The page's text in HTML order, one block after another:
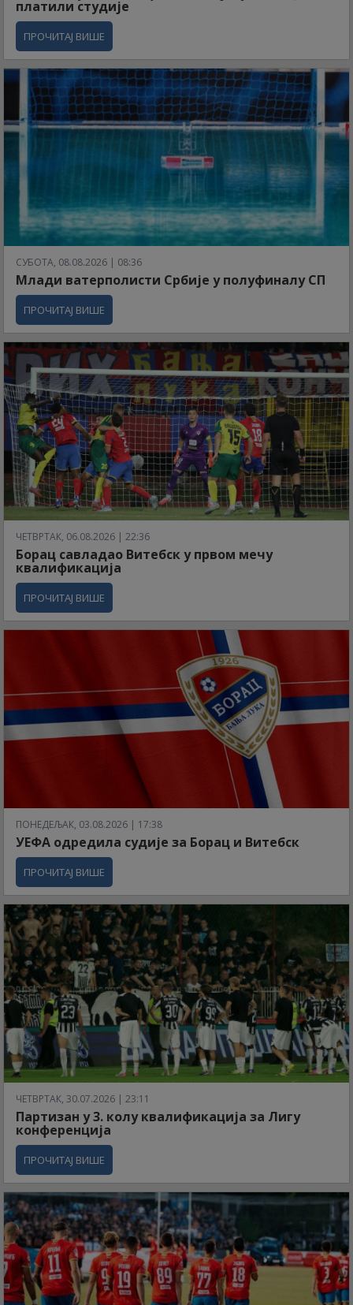
платили студије
ПРОЧИТАЈ ВИШЕ
СУБОТА, 08.08.2026 | 08:36
Млади ватерполисти Србије у полуфиналу СП
ПРОЧИТАЈ ВИШЕ
ЧЕТВРТАК, 06.08.2026 | 22:36
Борац савладао Витебск у првом мечу
квалификација
ПРОЧИТАЈ ВИШЕ
ПОНЕДЕЉАК, 03.08.2026 | 17:38
УЕФА одредила судије за Борац и Витебск
ПРОЧИТАЈ ВИШЕ
ЧЕТВРТАК, 30.07.2026 | 23:11
Партизан у 3. колу квалификација за Лигу
конференција
ПРОЧИТАЈ ВИШЕ